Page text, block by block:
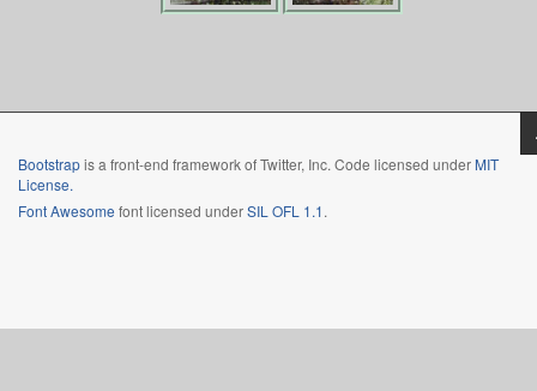
Bootstrapis a front-end framework of Twitter, Inc. Code licensed under MIT
License.
Font Awesome font licensed underSIL OFL 1.1.